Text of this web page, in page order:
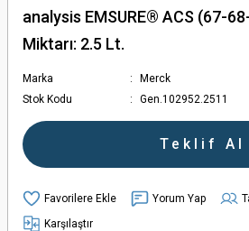
analysis EMSURE® ACS (67-
Miktarı: 2.5 Lt.
Marka
Merck
Stok Kodu
Gen.102952.2511
Teklif Al
Yorum Yap
Karşılaştır